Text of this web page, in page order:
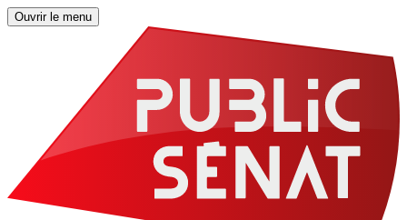
Ouvrir le menu